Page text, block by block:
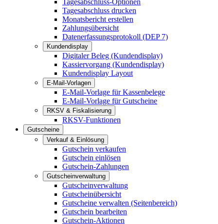
Tagesabschluss-Optionen
Tagesabschluss drucken
Monatsbericht erstellen
Zahlungsübersicht
Datenerfassungsprotokoll (DEP 7)
Kundendisplay
Digitaler Beleg (Kundendisplay)
Kassiervorgang (Kundendisplay)
Kundendisplay Layout
E-Mail-Vorlagen
E-Mail-Vorlage für Kassenbelege
E-Mail-Vorlage für Gutscheine
RKSV & Fiskalisierung
RKSV-Funktionen
Gutscheine
Verkauf & Einlösung
Gutschein verkaufen
Gutschein einlösen
Gutschein-Zahlungen
Gutscheinverwaltung
Gutscheinverwaltung
Gutscheinübersicht
Gutscheine verwalten (Seitenbereich)
Gutschein bearbeiten
Gutschein-Aktionen